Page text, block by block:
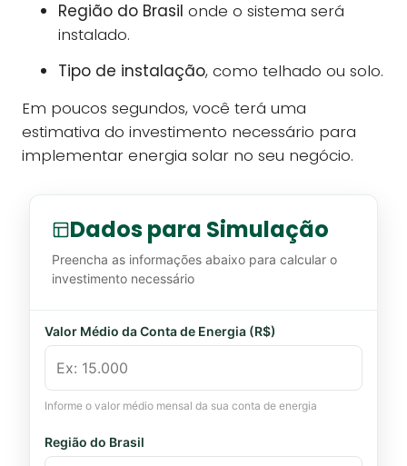
Região do Brasil onde o sistema será
instalado.
Tipo de instalação, como telhado ou solo.
Em poucos segundos, você terá uma
estimativa do investimento necessário para
implementar energia solar no seu negócio.
Dados para Simulação
Preencha as informações abaixo para calcular o
investimento necessário
Valor Médio da Conta de Energia (R$)
Informe o valor médio mensal da sua conta de energia
Região do Brasil